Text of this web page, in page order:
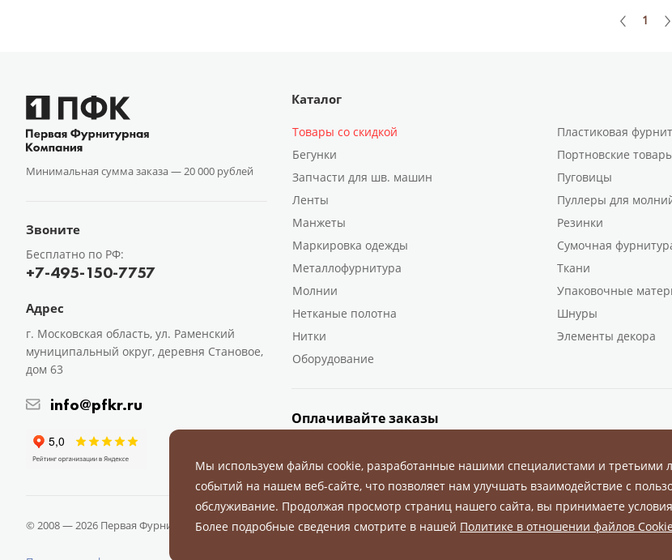
1
Минимальная сумма заказа —20 000 рублей
Звоните
Бесплатно по РФ:
+7-495-150-7757
Адрес
г. Московская область, ул. Раменский
муниципальный округ, деревня Становое,
дом 63
info@pfkr.ru
Каталог
Товары со скидкой
Бегунки
Запчасти для шв. машин
Ленты
Манжеты
Маркировка одежды
Металлофурнитура
Молнии
Нетканые полотна
Нитки
Оборудование
Пластиковая
Портновские
Пуговицы
Пуллеры для
Резинки
Сумочная
Ткани
Упаковочные
Шнуры
Элементы декора
Оплачивайте заказы
© 2008 — 2026 Первая Фурнитурная Компания.Все права защищены.
Мы используем файлы cookie, разработанные нашими специалистами и третьими
событий на нашем веб-сайте, что позволяет нам улучшать взаимодействие с
обслуживание. Продолжая просмотр страниц нашего сайта, вы принимаете
Более подробные сведения смотрите в нашей Политике в отношении файлов Cookie